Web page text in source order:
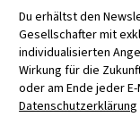
Du erhältst den
Gesellschafter mit
individualisierten
Wirkung für die
oder am Ende jeder
Datenschutzerklärung